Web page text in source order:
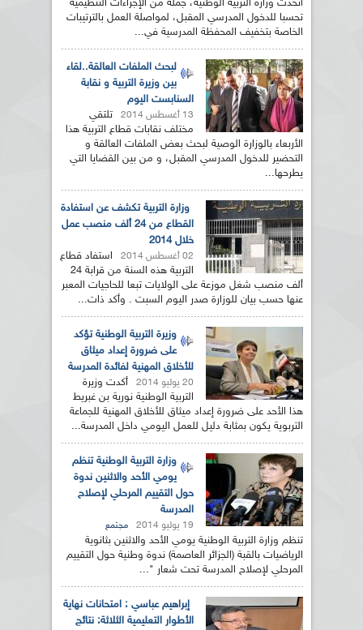
اتخذت وزارة التربية الوطنية، جملة من الإجراءات التنظيمية
تحسبا للدخول المدرسي المقبل، لمواصلة العمل بالترتيبات
الخاصة بتخفيف المحفظة المدرسية في...
لبحث الملفات العالقة..لقاء
بين وزيرة التربية و نقابة
السنابست اليوم
13 أغسطس 2014
تلتقي
مختلف نقابات قطاع التربية هذا
الأربعاء بالوزارة الوصية لبحث بعض الملفات العالقة و
التحضير للدخول المدرسي المقبل، و من بين القضايا التي
يطرحها...
وزارة التربية تكشف عن استفادة
القطاع من 24 ألف منصب عمل
خلال 2014
02 أغسطس 2014
استفاد قطاع
التربية هذه السنة من قرابة 24
ألف منصب شغل موزعة على الولايات تبعا للحاجيات المعبر
عنها حسب بيان للوزارة صدر اليوم السبت . وأكد ذات...
وزيرة التربية الوطنية تؤكد
على ضرورة إعداد ميثاق
للأخلاق المهنية لفائدة المدرسة
20 يوليو 2014
أكدت وزيرة
التربية الوطنية نورية بن غبريط
هذا الأحد على ضرورة إعداد ميثاق للأخلاق المهنية للجماعة
التربوية يكون بمثابة دليل للعمل اليومي داخل المدرسة...
وزارة التربية الوطنية تنظم
يومي الأحد والاثنين ندوة
حول التقييم المرحلي لإصلاح
المدرسة
19 يوليو 2014 مجتمع
تنظم وزارة التربية الوطنية يومي الأحد والاثنين بثانوية
الرياضيات بالقبة (الجزائر العاصمة) ندوة وطنية حول التقييم
المرحلي لإصلاح المدرسة تحت شعار "...
إبراهيم عباسي : امتحانات نهاية
الأطوار التعليمية الثلاثة: نتائج